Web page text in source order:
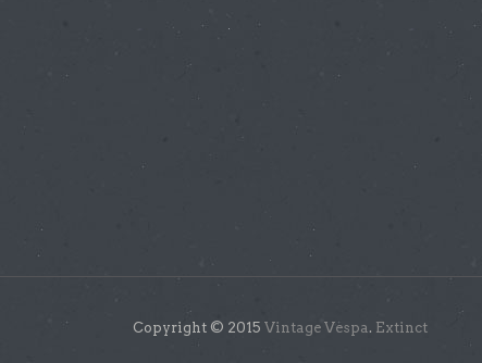
Copyright © 2015 Vintage Vespa . Extinct